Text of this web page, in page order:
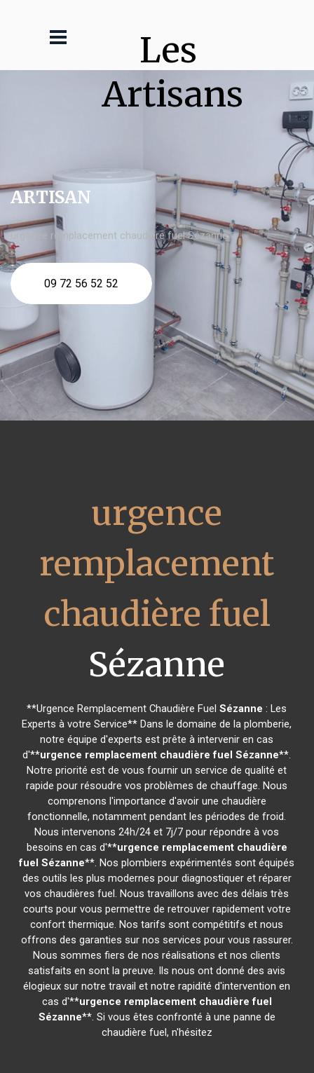
Les
Artisans
ARTISAN
urgence remplacement chaudière fuel Sézanne
09 72 56 52 52
urgence
remplacement
chaudière fuel
Sézanne
**Urgence Remplacement Chaudière FuelSézanne : Les
Experts à votre Service** Dans le domaine de la plomberie,
notre équipe d'experts est prête à intervenir en cas
d'**urgence remplacement chaudière fuel Sézanne**.
Notre priorité est de vous fournir un service de qualité et
rapide pour résoudre vos problèmes de chauffage. Nous
comprenons l'importance d'avoir une chaudière
fonctionnelle, notamment pendant les périodes de froid.
Nous intervenons 24h/24 et 7j/7 pour répondre à vos
besoins en cas d'**urgence remplacement chaudière
fuel Sézanne**. Nos plombiers expérimentés sont équipés
des outils les plus modernes pour diagnostiquer et réparer
vos chaudières fuel. Nous travaillons avec des délais très
courts pour vous permettre de retrouver rapidement votre
confort thermique. Nos tarifs sont compétitifs et nous
offrons des garanties sur nos services pour vous rassurer.
Nous sommes fiers de nos réalisations et nos clients
satisfaits en sont la preuve. Ils nous ont donné des avis
élogieux sur notre travail et notre rapidité d'intervention en
cas d'**urgence remplacement chaudière fuel
Sézanne**. Si vous êtes confronté à une panne de
chaudière fuel, n'hésitez